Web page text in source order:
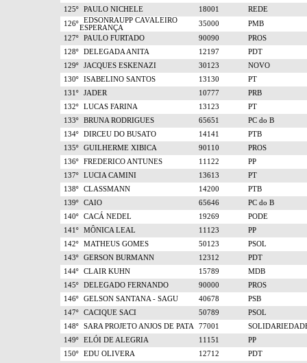
125º
PAULO NICHELE 18001
REDE
126º
EDSONRAUPP CAVALEIRO
ESPERANÇA
35000
PMB
127º
PAULO FURTADO 90090
PROS
128º
DELEGADA ANITA 12197
PDT
129º
JACQUES ESKENAZI 30123
NOVO
130º
ISABELINO SANTOS 13130
PT
131º
JADER 10777
PRB
132º
LUCAS FARINA 13123
PT
133º
BRUNA RODRIGUES 65651
PC do B
134º
DIRCEU DO BUSATO 14141
PTB
135º
GUILHERME XIBICA 90110
PROS
136º
FREDERICO ANTUNES 11122
PP
137º
LUCIA CAMINI 13613
PT
138º
CLASSMANN 14200
PTB
139º
CAIO 65646
PC do B
140º
CACÁ NEDEL 19269
PODE
141º
MÔNICA LEAL 11123
PP
142º
MATHEUS GOMES 50123
PSOL
143º
GERSON BURMANN 12312
PDT
144º
CLAIR KUHN 15789
MDB
145º
DELEGADO FERNANDO 90000
PROS
146º
GELSON SANTANA - SAGU 40678
PSB
147º
CACIQUE SACI 50789
PSOL
148º
SARA PROJETO ANJOS DE PATA 77001
149º
ELÓI DE ALEGRIA 11151
PP
150º
EDU OLIVERA 12712
PDT